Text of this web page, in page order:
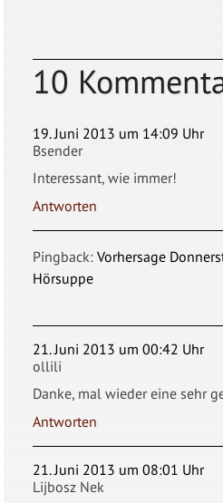
10
19. Juni 2013 um 14:09 Uhr
Bsender
Interessant, wie immer!
Antworten
Pingback:Vorhersage
Hörsuppe
21. Juni 2013 um 00:42 Uhr
ollili
Danke, mal wieder eine sehr
Antworten
21. Juni 2013 um 08:01 Uhr
Lijbosz Nek